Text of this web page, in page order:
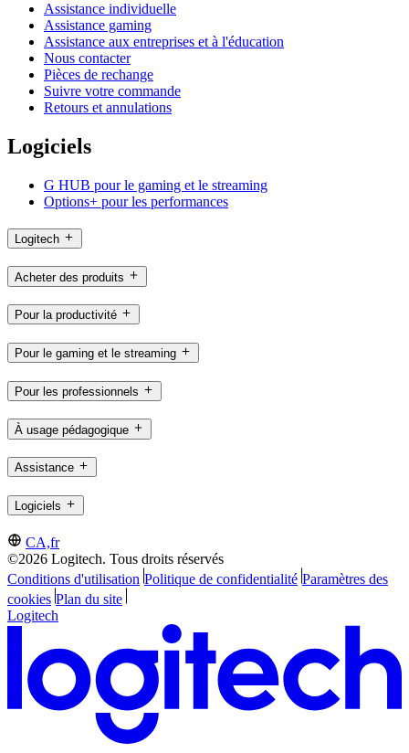
Assistance individuelle
Assistance gaming
Assistance aux entreprises et à l'éducation
Nous contacter
Pièces de rechange
Suivre votre commande
Retours et annulations
Logiciels
G HUB pour le gaming et le streaming
Options+ pour les performances
Logitech
Acheter des produits
Pour la productivité
Pour le gaming et le streaming
Pour les professionnels
À usage pédagogique
Assistance
Logiciels
CA,fr
©2026 Logitech. Tous droits réservés
Conditions d'utilisation Politique de confidentialité Paramètres des
cookies Plan du site
Logitech